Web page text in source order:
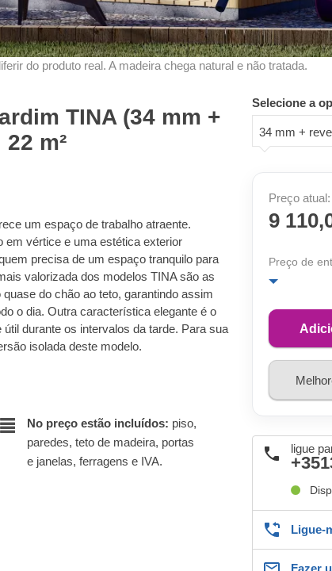
do produto real. A madeira chega natural e não tratada.
TINA (34 mm +
m²
um espaço de trabalho atraente.
em vértice e uma estética exterior
precisa de um espaço tranquilo para
valorizada dos modelos TINA são as
do chão ao teto, garantindo assim
o dia. Outra característica elegante é o
durante os intervalos da tarde. Para sua
isolada deste modelo.
No preço estão incluídos: piso,
paredes, teto de madeira, portas
e janelas, ferragens e IVA.
Selecione a
34 mm +
Preço atual:
9
Preço de
ligue
Ligue-